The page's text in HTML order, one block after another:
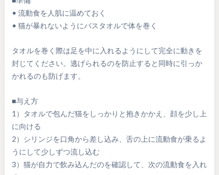
• 流動食を人肌に温めておく
• 猫が暴れないようにバスタオルで体を巻く
タオルを巻く際は足を中に入れるようにして完全に動きを
封じてください。逃げられるのを防止すると同時に引っか
かれるのも防げます。
■与え方
1）タオルで包んだ猫をしっかりと抱きかかえ、顔を少し上
に向ける
2）シリンジを口角から差し込み、舌の上に流動食が乗るよ
うにして少しずつ流し込む
3）猫が自力で飲み込んだのを確認して、次の流動食を入れ